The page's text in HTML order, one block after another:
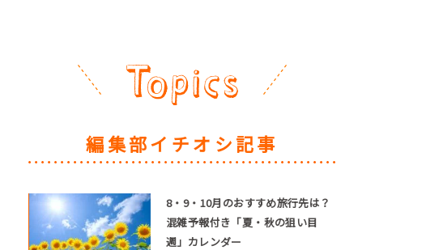
編集部イチオシ記事
8・9・10月のおすすめ旅行先は？
混雑予報付き「夏・秋の狙い目
週」カレンダー